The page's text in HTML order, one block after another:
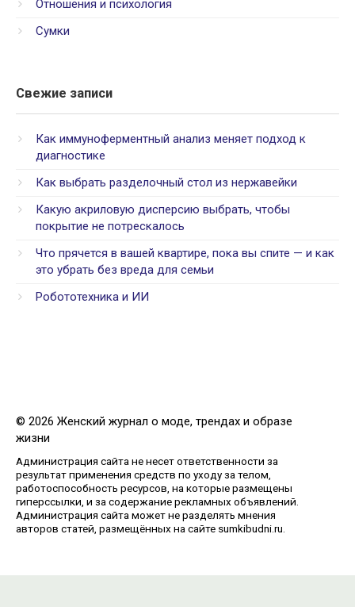
Отношения и психология
Сумки
Свежие записи
Как иммуноферментный анализ меняет подход к
диагностике
Как выбрать разделочный стол из нержавейки
Какую акриловую дисперсию выбрать, чтобы
покрытие не потрескалось
Что прячется в вашей квартире, пока вы спите — и как
это убрать без вреда для семьи
Робототехника и ИИ
© 2026 Женский журнал о моде, трендах и образе
жизни
Администрация сайта не несет ответственности за
результат применения средств по уходу за телом,
работоспособность ресурсов, на которые размещены
гиперссылки, и за содержание рекламных объявлений.
Администрация сайта может не разделять мнения
авторов статей, размещённых на сайте sumkibudni.ru.